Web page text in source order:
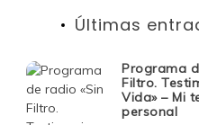
Últimas
Programa
Filtro.
Vida» – Mi
personal